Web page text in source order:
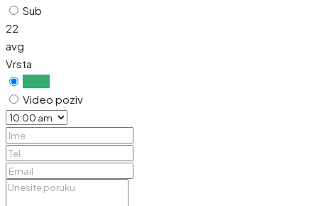
Sub
22
avg
Vrsta
Video poziv